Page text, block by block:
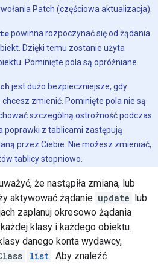
Patch (częściowa aktualizacja)
powinna rozpoczynać się od żądania
Dzięki temu zostanie użyta
Pominięte pola są opróżniane.
jest dużo bezpieczniejsze, gdy
zmienić. Pominięte pola nie są
szczególną ostrożność podczas
poprawki z tablicami zastępują
przez Ciebie. Nie możesz zmieniać,
tablicy stopniowo.
że nastąpiła zmiana, lub
aktywować żądanie update lub
zaplanuj okresowo żądania
klasy i każdego obiektu.
danego konta wydawcy,
list . Aby znaleźć